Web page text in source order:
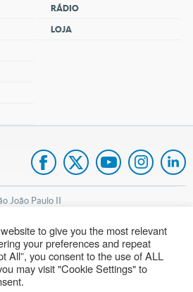
RÁDIO
LOJA
João Paulo II
Oração
site
to give you the most relevant
your preferences and repeat
All”, you consent to the use of ALL
may visit "Cookie Settings" to